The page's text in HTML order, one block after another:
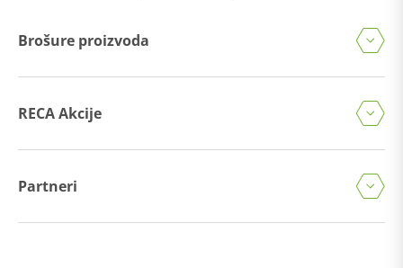
Brošure proizvoda
RECA Akcije
Partneri